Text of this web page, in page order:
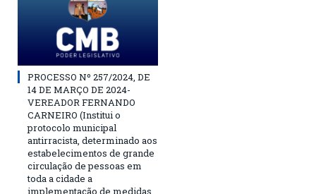
PROCESSO Nº 257/2024, DE
14 DE MARÇO DE 2024-
VEREADOR FERNANDO
CARNEIRO (Institui o
protocolo municipal
antirracista, determinado aos
estabelecimentos de grande
circulação de pessoas em
toda a cidade a
implementação de medidas